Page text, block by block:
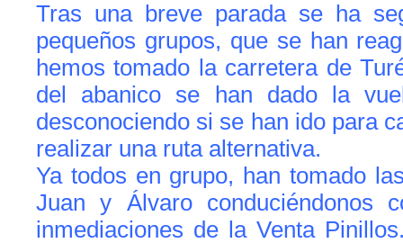
Tras una breve parada se ha
pequeños grupos, que se han
hemos tomado la carretera de
del abanico se han dado la
desconociendo si se han ido para
realizar una ruta alternativa.
Ya todos en grupo, han tomado
Juan y Álvaro conduciéndonos
inmediaciones de la Venta